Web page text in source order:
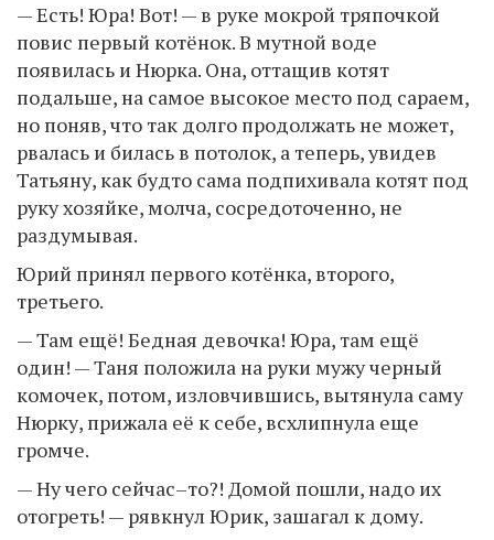
— Есть! Юра! Вот! — в руке мокрой тряпочкой
повис первый котёнок. В мутной воде
появилась и Нюрка. Она, оттащив котят
подальше, на самое высокое место под сараем,
но поняв, что так долго продолжать не может,
рвалась и билась в потолок, а теперь, увидев
Татьяну, как будто сама подпихивала котят под
руку хозяйке, молча, сосредоточенно, не
раздумывая.
Юрий принял первого котёнка, второго,
третьего.
— Там ещё! Бедная девочка! Юра, там ещё
один! — Таня положила на руки мужу черный
комочек, потом, изловчившись, вытянула саму
Нюрку, прижала её к себе, всхлипнула еще
громче.
— Ну чего сейчас–то?! Домой пошли, надо их
отогреть! — рявкнул Юрик, зашагал к дому.